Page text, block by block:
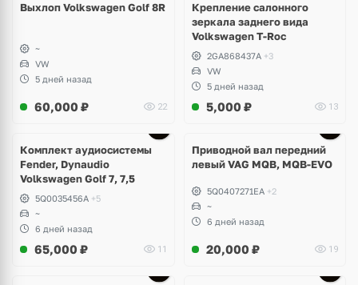
Выхлоп Volkswagen Golf 8R
~
VW
5 дней назад
60,000 ₽ 22
Крепление салонного
зеркала заднего вида
Volkswagen T-Roc
2GA868437A +3
VW
5 дней назад
5,000 ₽ 13
Комплект аудиосистемы
Fender, Dynaudio
Volkswagen Golf 7, 7,5
5Q0035456A +5
~
6 дней назад
65,000 ₽ 11
Приводной вал передний
левый VAG MQB, MQB-EVO
5Q0407271EA +2
~
6 дней назад
20,000 ₽ 19